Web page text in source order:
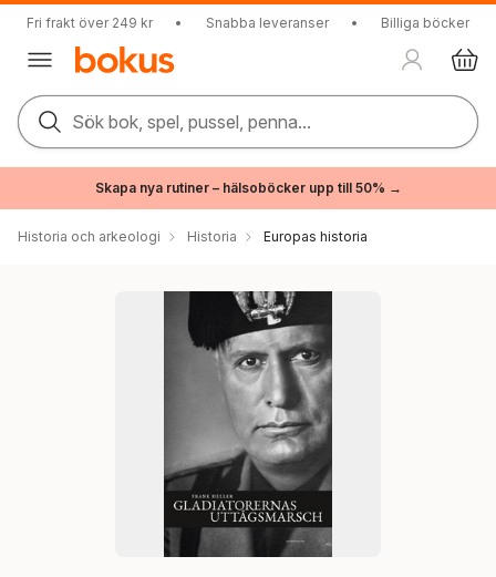
Fri frakt över 249 kr • Snabba leveranser • Billiga böcker
Sök bok, spel, pussel, penna...
Skapa nya rutiner – hälsoböcker upp till 50% →
Historia och arkeologi Historia Europas historia